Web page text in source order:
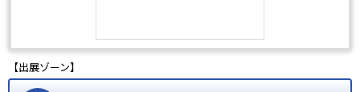
【出展ゾーン】